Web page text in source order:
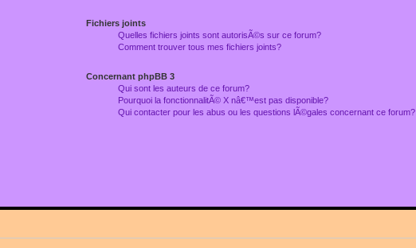
Fichiers joints
Quelles fichiers joints sont autorisÃ©s sur ce forum?
Comment trouver tous mes fichiers joints?
Concernant phpBB 3
Qui sont les auteurs de ce forum?
Pourquoi la fonctionnalitÃ© X nâ€™est pas disponible?
Qui contacter pour les abus ou les questions lÃ©gales concernant ce forum?